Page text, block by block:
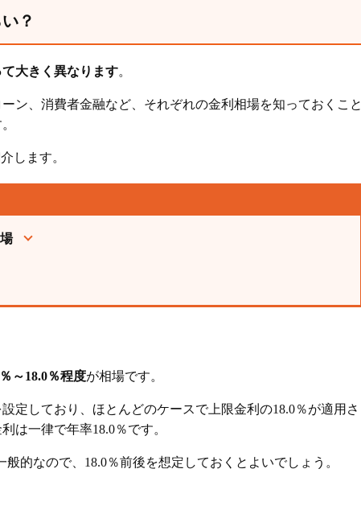
？
大きく異なります。
ン、消費者金融など、それぞれの金利相場を知っておくこと
します。
～18.0％程度が相場です。
定しており、ほとんどのケースで上限金利の18.0％が適用さ
は一律で年率18.0％です。
般的なので、18.0％前後を想定しておくとよいでしょう。